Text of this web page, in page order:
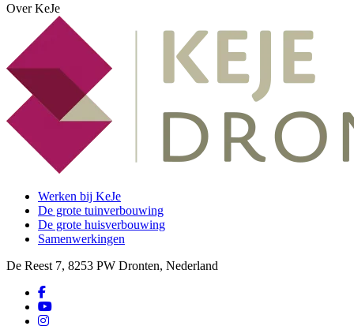
Over KeJe
Werken bij KeJe
De grote tuinverbouwing
De grote huisverbouwing
Samenwerkingen
De Reest 7, 8253 PW Dronten, Nederland